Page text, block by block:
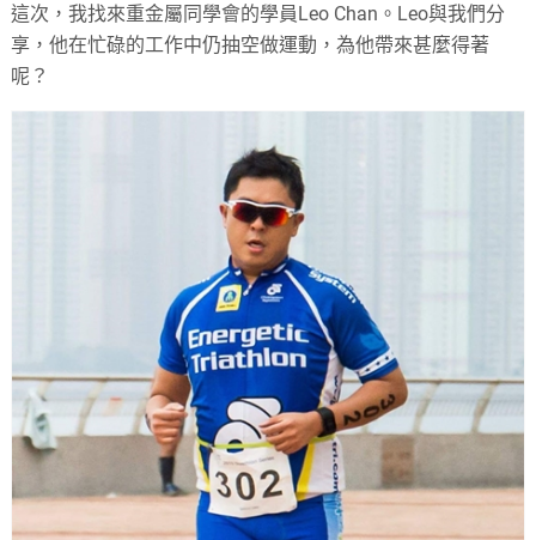
這次，我找來重金屬同學會的學員Leo Chan。Leo與我們分
享，他在忙碌的工作中仍抽空做運動，為他帶來甚麼得著
呢？